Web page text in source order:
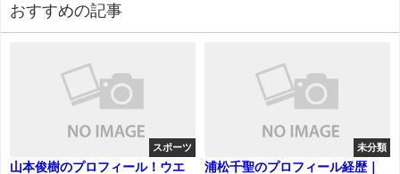
おすすめの記事
スポーツ
山本俊樹のプロフィール！ウエ
未分類
浦松千聖のプロフィール経歴｜